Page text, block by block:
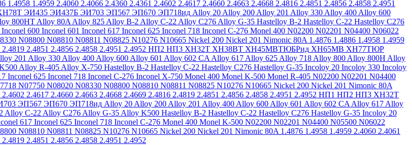
1.4958 1.4959 2.4060 2.4066 2.4360 2.4361 2.4602 2.4617 2.4660 2.4663 2.4668 2.4816 2.4851 2.4856 2.4858 2.4951
ЭИ435 ЭИ437Б ЭИ703 ЭП567 ЭП670 ЭП718ид Alloy 20 Alloy 200 Alloy 201 Alloy 330 Alloy 400 Alloy 600
800HT Alloy 80A Alloy 825 Alloy B-2 Alloy C-22 Alloy C276 Alloy G-35 Hastelloy B-2 Hastelloy C-22 Hastelloy C276
Inconel 600 Inconel 601 Inconel 617 Inconel 625 Inconel 718 Inconel C-276 Monel 400 N02200 N02201 N04400 N06022
N08800 N08810 N08811 N08825 N10276 N10665 Nickel 200 Nickel 201 Nimonic 80A 1.4876 1.4886 1.4958 1.4959
2.4819 2.4851 2.4856 2.4858 2.4951 2.4952 НП2 НП3 ХН32Т ХН38ВТ ХН45МВТЮБРид ХН65МВ ХН77ТЮР
201 Alloy 330 Alloy 400 Alloy 600 Alloy 601 Alloy 602 CA Alloy 617 Alloy 625 Alloy 718 Alloy 800 Alloy 800H Alloy
Alloy R-405 Alloy X-750 Hastelloy B-2 Hastelloy C-22 Hastelloy C276 Hastelloy G-35 Incoloy 20 Incoloy 330 Incoloy
Inconel 625 Inconel 718 Inconel C-276 Inconel X-750 Monel 400 Monel K-500 Monel R-405 N02200 N02201 N04400
N07750 N08020 N08330 N08800 N08810 N08811 N08825 N10276 N10665 Nickel 200 Nickel 201 Nimonic 80A
2.4602 2.4617 2.4660 2.4663 2.4668 2.4669 2.4816 2.4819 2.4851 2.4856 2.4858 2.4951 2.4952 НП1 НП2 НП3 ХН32Т
ЭП567 ЭП670 ЭП718ид Alloy 20 Alloy 200 Alloy 201 Alloy 400 Alloy 600 Alloy 601 Alloy 602 CA Alloy 617 Alloy
Alloy C-22 Alloy C276 Alloy G-35 Alloy K500 Hastelloy B-2 Hastelloy C-22 Hastelloy C276 Hastelloy G-35 Incoloy 20
617 Inconel 625 Inconel 718 Inconel C-276 Monel 400 Monel K-500 N02200 N02201 N04400 N05500 N06022
N08810 N08811 N08825 N10276 N10665 Nickel 200 Nickel 201 Nimonic 80A 1.4876 1.4958 1.4959 2.4060 2.4061
2.4819 2.4851 2.4856 2.4858 2.4951 2.4952